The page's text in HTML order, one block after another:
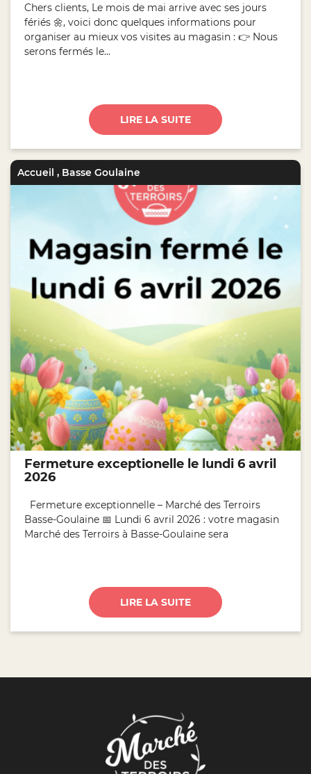
Chers clients, Le mois de mai arrive avec ses jours
fériés 🌼, voici donc quelques informations pour
organiser au mieux vos visites au magasin : 👉 Nous
serons fermés le...
LIRE LA SUITE
Accueil , Basse Goulaine
Fermeture exceptionelle le lundi 6 avril
2026
Fermeture exceptionnelle – Marché des Terroirs
Basse-Goulaine 📅 Lundi 6 avril 2026 : votre magasin
Marché des Terroirs à Basse-Goulaine sera
LIRE LA SUITE